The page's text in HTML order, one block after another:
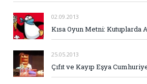
02.09.2013
Kısa Oyun Metni: Kutuplarda
25.05.2013
Çıfıt ve Kayıp Eşya